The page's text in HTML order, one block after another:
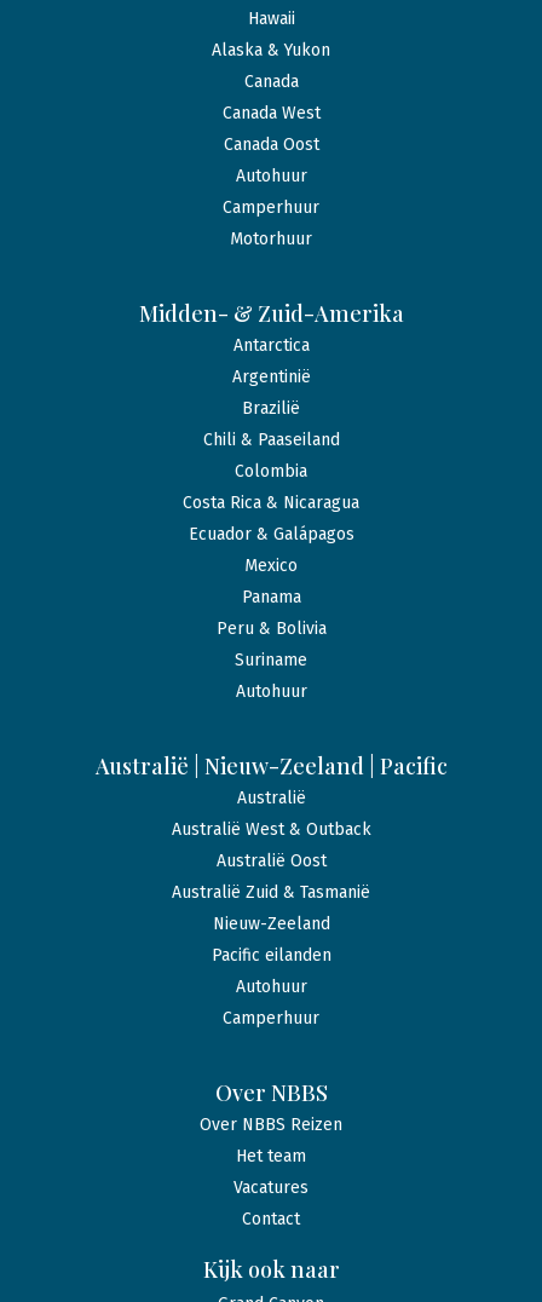
Hawaii
Alaska & Yukon
Canada
Canada West
Canada Oost
Autohuur
Camperhuur
Motorhuur
Midden- & Zuid-Amerika
Antarctica
Argentinië
Brazilië
Chili & Paaseiland
Colombia
Costa Rica & Nicaragua
Ecuador & Galápagos
Mexico
Panama
Peru & Bolivia
Suriname
Autohuur
Australië | Nieuw-Zeeland | Pacific
Australië
Australië West & Outback
Australië Oost
Australië Zuid & Tasmanië
Nieuw-Zeeland
Pacific eilanden
Autohuur
Camperhuur
Over NBBS
Over NBBS Reizen
Het team
Vacatures
Contact
Kijk ook naar